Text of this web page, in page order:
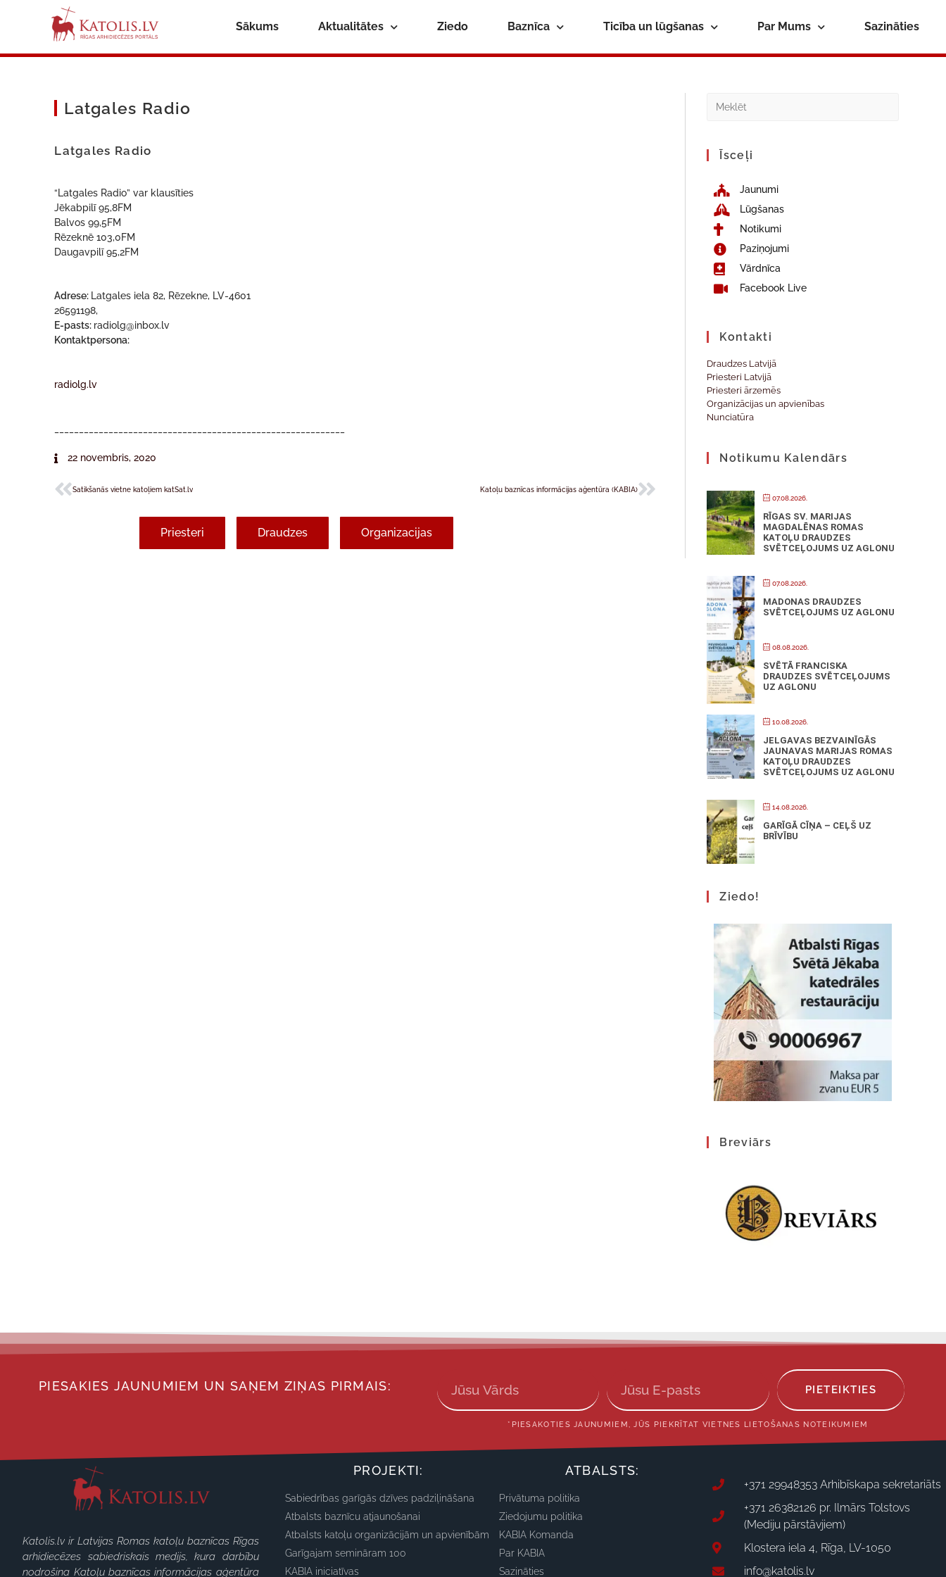
Sākums Aktualitātes Ziedo Baznīca Ticība un lūgšanas Par Mums Sazināties
Latgales Radio
Latgales Radio
“Latgales Radio” var klausīties
Jēkabpilī 95,8FM
Balvos 99,5FM
Rēzeknē 103,0FM
Daugavpilī 95,2FM
Adrese: Latgales iela 82, Rēzekne, LV-4601
26591198,
E-pasts: radiolg@inbox.lv
Kontaktpersona:
radiolg.lv
22 novembris, 2020
Satikšanās vietne katoļiem katSat.lv Katoļu baznīcas informācijas aģentūra (KABIA)
Priesteri Draudzes Organizacijas
Īsceļi
Jaunumi
Lūgšanas
Notikumi
Paziņojumi
Vārdnīca
Facebook Live
Kontakti
Draudzes Latvijā
Priesteri Latvijā
Priesteri ārzemēs
Organizācijas un apvienības
Nunciatūra
Notikumu Kalendārs
07.08.2026.
RĪGAS SV. MARIJAS
MAGDALĒNAS ROMAS
KATOĻU DRAUDZES
SVĒTCEĻOJUMS UZ AGLONU
07.08.2026.
MADONAS DRAUDZES
SVĒTCEĻOJUMS UZ AGLONU
08.08.2026.
SVĒTĀ FRANCISKA
DRAUDZES SVĒTCEĻOJUMS
UZ AGLONU
10.08.2026.
JELGAVAS BEZVAINĪGĀS
JAUNAVAS MARIJAS ROMAS
KATOĻU DRAUDZES
SVĒTCEĻOJUMS UZ AGLONU
14.08.2026.
GARĪGĀ CĪŅA – CEĻŠ UZ
BRĪVĪBU
Ziedo!
Breviārs
PIESAKIES JAUNUMIEM UN SAŅEM ZIŅAS PIRMAIS: PIETEIKTIES
*PIESAKOTIES JAUNUMIEM, JŪS PIEKRĪTAT VIETNES LIETOŠANAS NOTEIKUMIEM
Katolis.lv ir Latvijas Romas katoļu baznīcas Rīgas
arhidiecēzes sabiedriskais medijs, kura darbību
nodrošina Katoļu baznīcas informācijas aģentūra
PROJEKTI:
Sabiedrības garīgās dzīves padziļināšana
Atbalsts baznīcu atjaunošanai
Atbalsts katoļu organizācijām un apvienībām
Garīgajam semināram 100
KABIA iniciatīvas
ATBALSTS:
Privātuma politika
Ziedojumu politika
KABIA Komanda
Par KABIA
Sazināties
+371 29948353 Arhibīskapa sekretariāts
+371 26382126 pr. Ilmārs Tolstovs
(Mediju pārstāvjiem)
Klostera iela 4, Rīga, LV-1050
info@katolis.lv